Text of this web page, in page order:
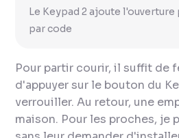
Le Keypad 2 ajoute
par code
Pour partir courir, il suffit de
d'appuyer sur le bouton du
verrouiller. Au retour, une
maison. Pour les proches, je